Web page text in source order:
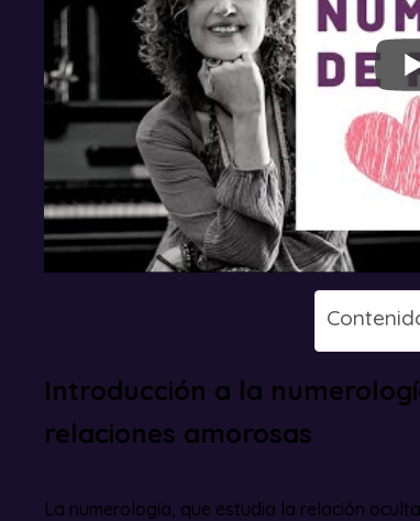
Introducción a la
relaciones amorosas
La numerología, que estudia la relación